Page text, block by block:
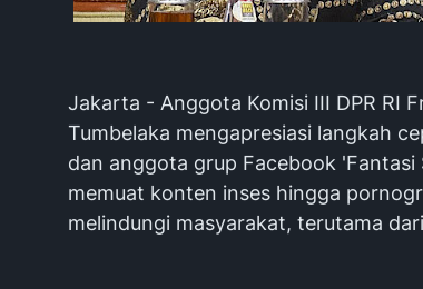
Jakarta - Anggota Komisi III DPR RI
Tumbelaka mengapresiasi langkah
dan anggota grup Facebook 'Fantasi
memuat konten inses hingga
melindungi masyarakat, terutama